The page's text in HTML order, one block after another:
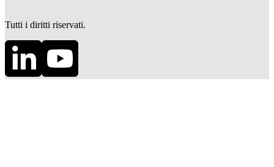
Tutti i diritti riservati.